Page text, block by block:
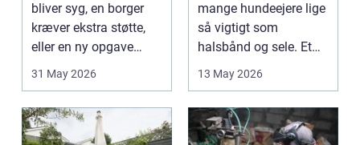
bliver syg, en borger
kræver ekstra støtte,
eller en ny opgave
opstår fra dag til...
31 May 2026
mange hundeejere lige
så vigtigt som
halsbånd og sele. Et
godt bur gi...
13 May 2026